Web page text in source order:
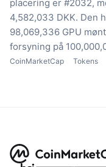
placering er #2032,
4,582,033 DKK. Den
98,069,336 GPU
forsyning på
CoinMarketCap Tokens